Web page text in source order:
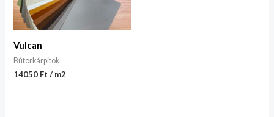
Vulcan
Bútorkárpitok
14050 Ft / m2